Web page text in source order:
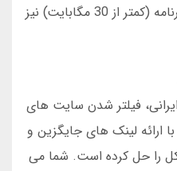
قابل استفاده است. حجم کم برنامه (کمتر از 30 مگابایت) نیز
فیلتر شدن سایت های
لینک های جایگزین و
را حل کرده است. شما می